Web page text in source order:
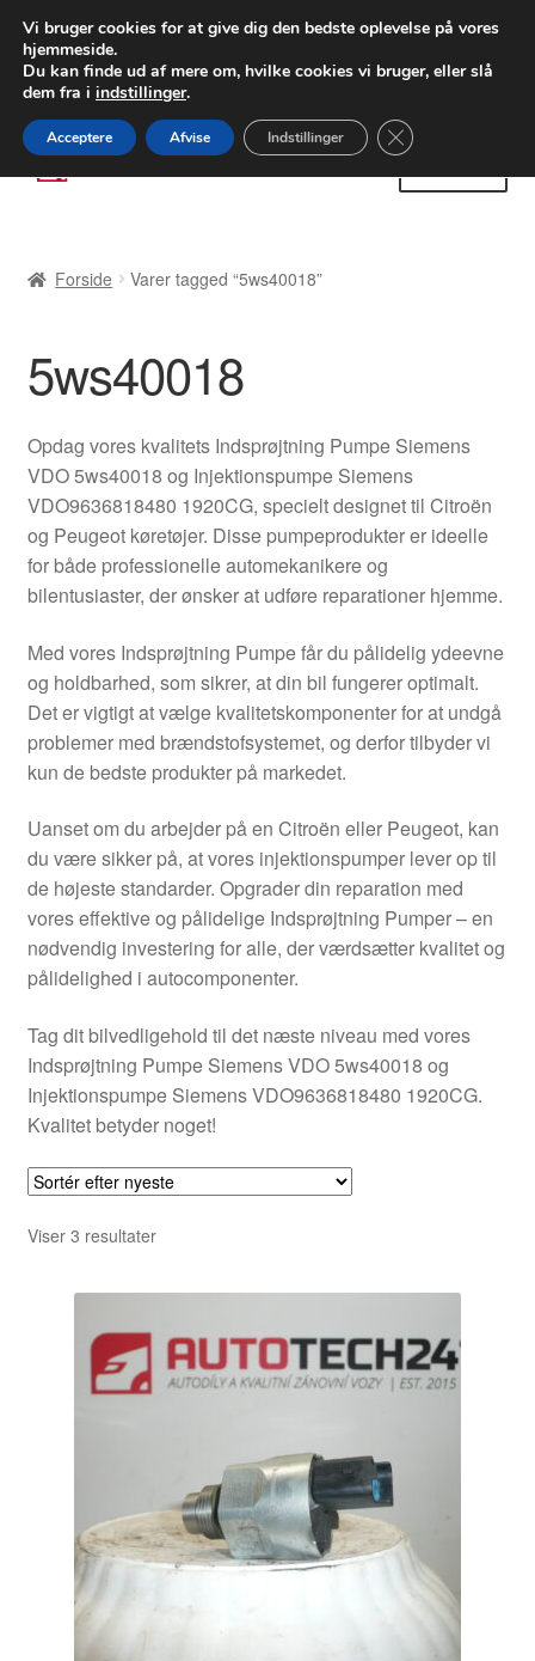
LEVERING fra 55 kr.
FEDEX verdensomspændende forsendelse
80 82 72 02
Spring
til
Spring
til
Betalinger
Kasse
Klageprocedure
Kontakte
Levering
Min Konto
Privatlivspolitik
Vilkår og betingelser
Forside Varer tagged “5ws40018”
5ws40018
Opdag vores kvalitets Indsprøjtning Pumpe Siemens
VDO 5ws40018 og Injektionspumpe Siemens
VDO9636818480 1920CG, specielt designet til Citroën
og Peugeot køretøjer. Disse pumpeprodukter er ideelle
for både professionelle automekanikere og
bilentusiaster, der ønsker at udføre reparationer hjemme.
Med vores Indsprøjtning Pumpe får du pålidelig ydeevne
og holdbarhed, som sikrer, at din bil fungerer optimalt.
Det er vigtigt at vælge kvalitetskomponenter for at undgå
problemer med brændstofsystemet, og derfor tilbyder vi
kun de bedste produkter på markedet.
Uanset om du arbejder på en Citroën eller Peugeot, kan
du være sikker på, at vores injektionspumper lever op til
de højeste standarder. Opgrader din reparation med
vores effektive og pålidelige Indsprøjtning Pumper – en
nødvendig investering for alle, der værdsætter kvalitet og
pålidelighed i autocomponenter.
Tag dit bilvedligehold til det næste niveau med vores
Indsprøjtning Pumpe Siemens VDO 5ws40018 og
Injektionspumpe Siemens VDO9636818480 1920CG.
Kvalitet betyder noget!
Viser 3 resultaterSorteret
seneste
Vi bruger cookies for at give dig den bedste oplevelse på vores
hjemmeside.
Du kan finde ud af mere om, hvilke cookies vi bruger, eller slå
dem fra i indstillinger.
Acceptere Afvise Indstillinger Close GDPR